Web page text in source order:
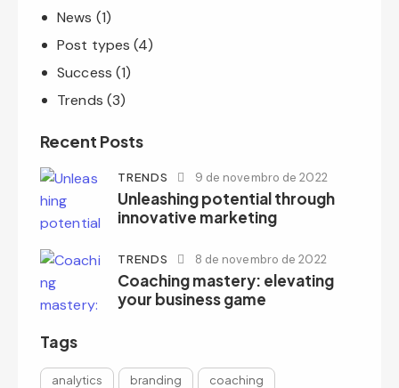
News (1)
Post types (4)
Success (1)
Trends (3)
Recent Posts
TRENDS 9 de novembro de 2022
Unleashing potential through
innovative marketing
TRENDS 8 de novembro de 2022
Coaching mastery: elevating
your business game
Tags
analytics branding coaching